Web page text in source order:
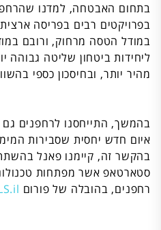
בתחום האבטחה, למדנו
בפרויקטים רבים בפריסה
במודל הטסה מרחוק, ורובם
ליחידות ביטחון שליטה גבוהה
מהיר יותר, ובחיסכון כספי
בהמשך, התייחסנו לרחפנים גם
איום חדש יחסית שסבירות
בהקשר זה, קיימנו פאנל
סטארטאפ אשר מפתחות
רחפנים, בהובלה של פורום